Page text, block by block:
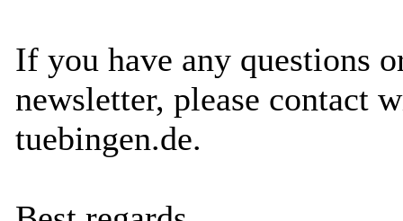
If you have any questions
newsletter, please contact
tuebingen.de.